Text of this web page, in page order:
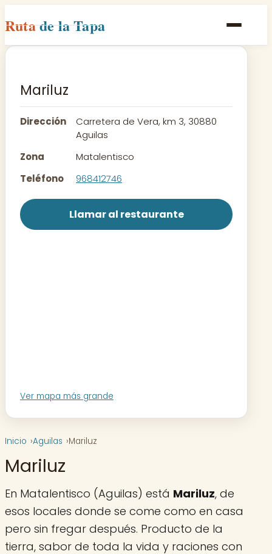
Rutade la Tapa
Inicio
Rutas
Contacto
Mariluz
Dirección
Carretera de Vera, km 3, 30880
Aguilas
Zona
Matalentisco
Teléfono
968412746
Llamar al restaurante
Ver mapa más grande
Inicio Aguilas Mariluz
Mariluz
En Matalentisco (Aguilas) está Mariluz, de
esos locales donde se come como en casa
pero sin fregar después. Producto de la
tierra, sabor de toda la vida y raciones con